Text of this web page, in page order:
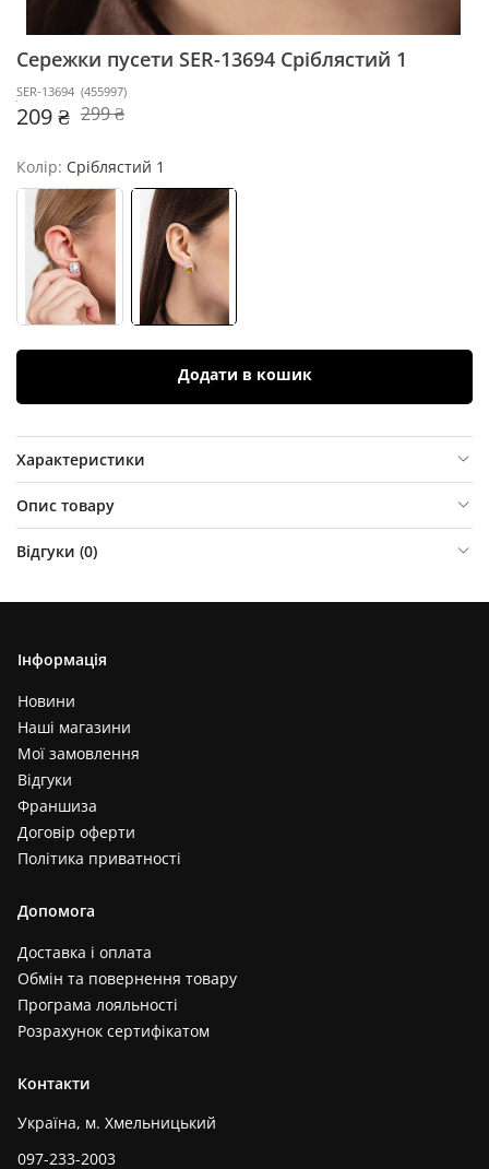
Сережки пусети SER-13694 Сріблястий 1
SER-13694 (455997)
209 ₴ 299 ₴
Колір: Сріблястий 1
Додати в кошик
Характеристики
Опис товару
Відгуки (0)
Інформація
Новини
Наші магазини
Мої замовлення
Відгуки
Франшиза
Договір оферти
Політика приватності
Допомога
Доставка і оплата
Обмін та повернення товару
Програма лояльності
Розрахунок сертифікатом
Контакти
Україна, м. Хмельницький
097-233-2003